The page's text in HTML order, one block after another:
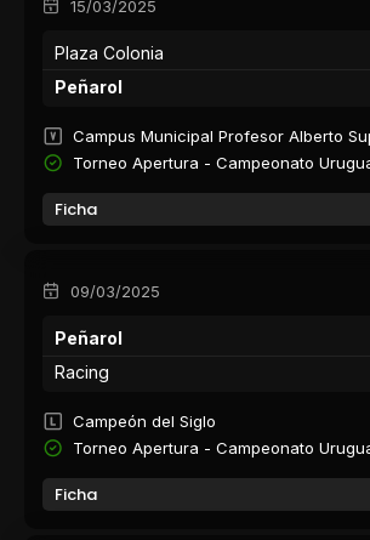
15/03/2025
Plaza Colonia
Peñarol
Campus Municipal Profesor Alberto
Torneo Apertura - Campeonato
Ficha
09/03/2025
Peñarol
Racing
Campeón del Siglo
Torneo Apertura - Campeonato
Ficha